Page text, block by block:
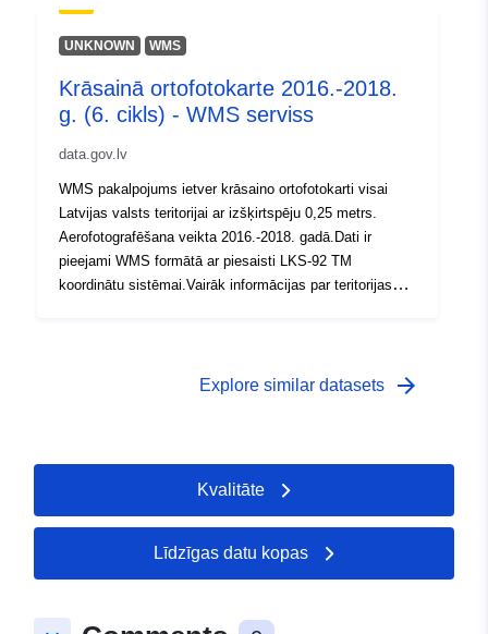
licenceVairāk par WMS servisu
UNKNOWN WMS
Krāsainā ortofotokarte 2016.-2018.
g. (6. cikls) - WMS serviss
data.gov.lv
WMS pakalpojums ietver krāsaino ortofotokarti visai
Latvijas valsts teritorijai ar izšķirtspēju 0,25 metrs.
Aerofotografēšana veikta 2016.-2018. gadā.Dati ir
pieejami WMS formātā ar piesaisti LKS-92 TM
koordinātu sistēmai.Vairāk informācijas par teritorijas
Explore similar datasets arrow_forward
Kvalitāte
Līdzīgas datu kopas